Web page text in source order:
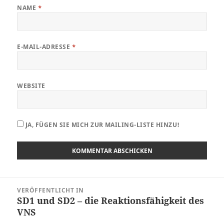
NAME *
E-MAIL-ADRESSE *
WEBSITE
JA, FÜGEN SIE MICH ZUR MAILING-LISTE HINZU!
VERÖFFENTLICHT IN
SD1 und SD2 – die Reaktionsfähigkeit des
VNS